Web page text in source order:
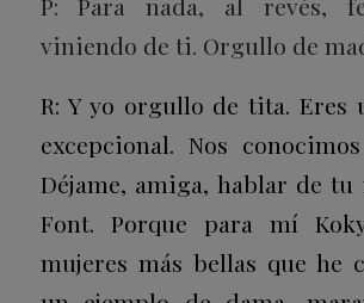
P: Para nada, al revés,
viniendo de ti. Orgullo de
R: Y yo orgullo de tita. Eres
excepcional. Nos
Déjame, amiga, hablar de tu
Font. Porque para mí
mujeres más bellas que he